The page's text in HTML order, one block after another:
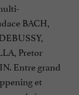
BACH,
Pretor
Entre grand
et